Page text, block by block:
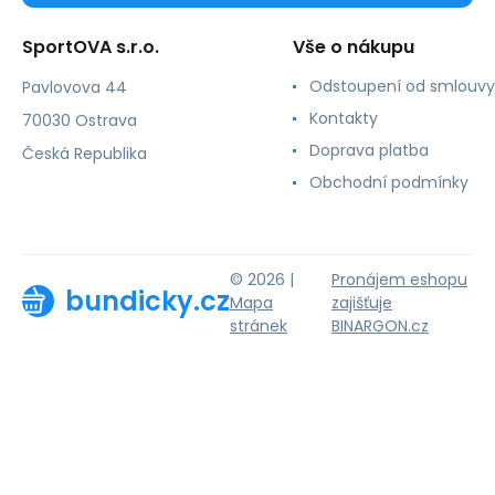
SportOVA s.r.o.
Pavlovova 44
70030 Ostrava
Česká Republika
Vše o nákupu
Odstoupení od smlouvy
Kontakty
Doprava platba
Obchodní podmínky
bundicky.cz
© 2026 |
Mapa
stránek
Pronájem eshopu
zajišťuje
BINARGON.cz